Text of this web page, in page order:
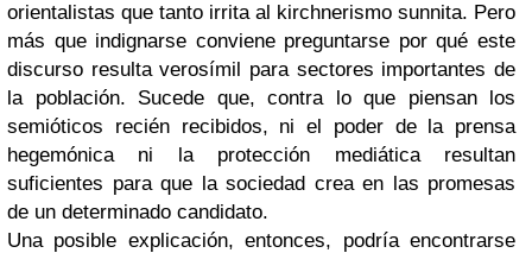
orientalistas que tanto irrita al kirchnerismo sunnita. Pero
más que indignarse conviene preguntarse por qué este
discurso resulta verosímil para sectores importantes de
la población. Sucede que, contra lo que piensan los
semióticos recién recibidos, ni el poder de la prensa
hegemónica ni la protección mediática resultan
suficientes para que la sociedad crea en las promesas
de un determinado candidato.
Una posible explicación, entonces, podría encontrarse